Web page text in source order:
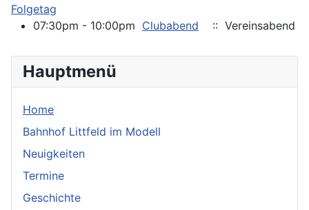
Folgetag
07:30pm - 10:00pm Clubabend :: Vereinsabend
Hauptmenü
Home
Bahnhof Littfeld im Modell
Neuigkeiten
Termine
Geschichte